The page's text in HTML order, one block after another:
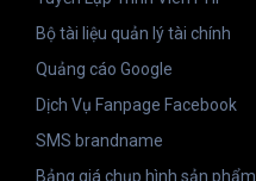
Bộ tài liệu quản lý tài chính
Quảng cáo Google
Dịch Vụ Fanpage Facebook
SMS brandname
Bảng giá chụp hình sản phẩm